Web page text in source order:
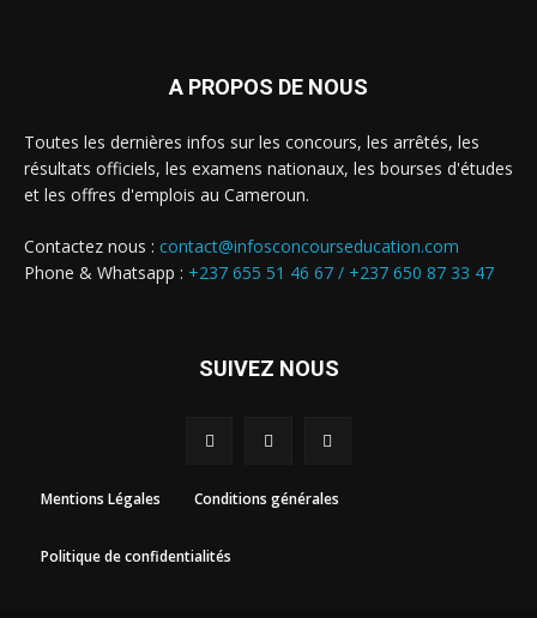
A PROPOS DE NOUS
Toutes les dernières infos sur les concours, les arrêtés, les
résultats officiels, les examens nationaux, les bourses d'études
et les offres d'emplois au Cameroun.
Contactez nous : contact@infosconcourseducation.com
Phone & Whatsapp : +237 655 51 46 67 / +237 650 87 33 47
SUIVEZ NOUS
Mentions Légales Conditions générales
Politique de confidentialités